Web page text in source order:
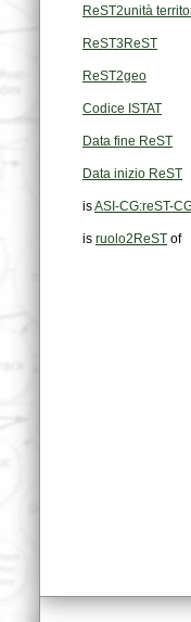
ReST2unità
ReST3ReST
ReST2geo
Codice ISTAT
Data fine ReST
Data inizio ReST
isASI-CG:reST-
is ruolo2ReST of